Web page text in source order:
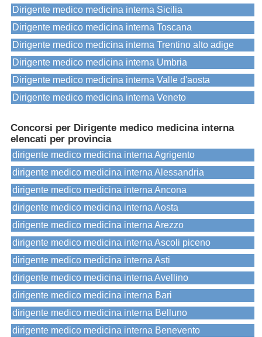
Dirigente medico medicina interna Sicilia
Dirigente medico medicina interna Toscana
Dirigente medico medicina interna Trentino alto adige
Dirigente medico medicina interna Umbria
Dirigente medico medicina interna Valle d'aosta
Dirigente medico medicina interna Veneto
Concorsi per Dirigente medico medicina interna
elencati per provincia
dirigente medico medicina interna Agrigento
dirigente medico medicina interna Alessandria
dirigente medico medicina interna Ancona
dirigente medico medicina interna Aosta
dirigente medico medicina interna Arezzo
dirigente medico medicina interna Ascoli piceno
dirigente medico medicina interna Asti
dirigente medico medicina interna Avellino
dirigente medico medicina interna Bari
dirigente medico medicina interna Belluno
dirigente medico medicina interna Benevento